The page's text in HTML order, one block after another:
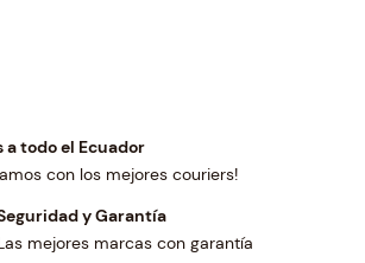
a todo el Ecuador
con los mejores couriers!
y Garantía
mejores marcas con garantía